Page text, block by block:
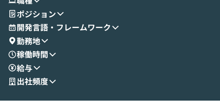
せいただきます。数分でワークフローが完
成する手軽さや、Gmail等の外部サービス
とセキュアに連携できるポイントなど、実
演を通じて具体的なイメージをお届けしま
す。 後半のディスカッションでは、セキュ
リティの考え方や社内導入の進め方など、
現場目線でさらに深掘りしていきます。
「自分の業務をAIで自動化してみたいけ
いう方にこそ参加いただきたいイベントで
ポジション
開発言語・フレームワーク
勤務地
稼働時間
給与
出社頻度